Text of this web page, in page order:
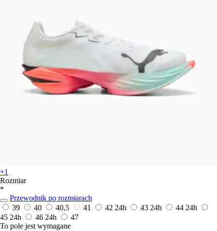
+1
Rozmiar
*
Przewodnik po rozmiarach
39
40 40,5 41 42 24h 43 24h 44 24h
45 24h 46 24h
47
To pole jest wymagane